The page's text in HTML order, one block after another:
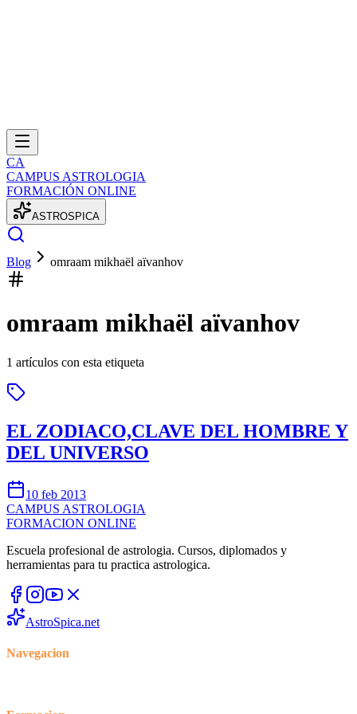
CA
CAMPUS ASTROLOGIA
FORMACIÓN ONLINE
ASTROS P CA
Blog omraam mikhaël aïvanhov
omraam mikhaël aïvanhov
1 artículos con esta etiqueta
EL ZODIACO,CLAVE DEL HOMBRE Y
DEL UNIVERSO
10 feb 2013
CAMPUS ASTROLOGIA
FORMACION ONLINE
Escuela profesional de astrologia. Cursos, diplomados y
herramientas para tu practica astrologica.
AstroSpica.net
Navegacion